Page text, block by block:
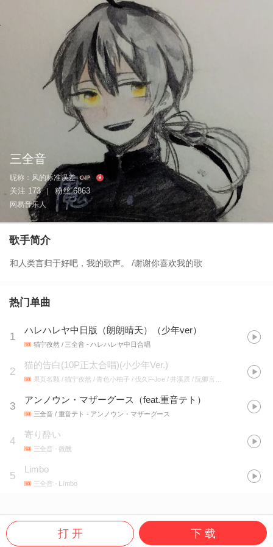
三全音
昵称： 风的标准误差
关注 173 粉丝 6863
网易音乐人
歌手简介
和人类言归于好吧，我的歌声。 /谢谢你喜欢我的歌
热门单曲
1
ハレハレヤ中日版（朗朗晴天）（少年ver）
猫宁孜然 / 三全音 - ハレハレヤ中日合唱
2
猫的告白(10P正太合唱)(小少年Ver.)
果页名颗 / 猫宁孜然 / 青色小柚子 / 伐久F-Joe / 井溪辰 / 阮卿言 / 换ID了看简介！ / 秦少宸 / 轰龙咩 / 三全音
3
アンノウン・マザーグース（feat.重音テト）
三全音 / 重音テト - アンノウン・マザーグース
4
寄り酔い
三全音 - 微醺
5
Limbo
三全音 - Limbo
打 开 下 载